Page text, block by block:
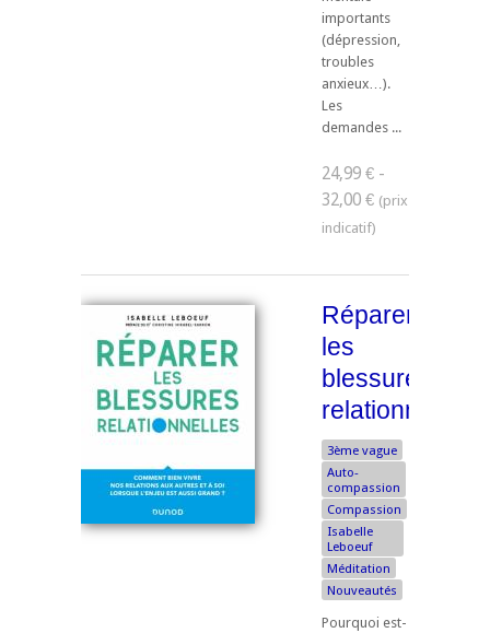
importants
(dépression,
troubles
anxieux…).
Les
demandes ...
24,99 € -
32,00 €
Réparer
les
blessures
relationnelles
3ème vague
Auto-
compassion
Compassion
Isabelle
Leboeuf
Méditation
Nouveautés
Pourquoi est-